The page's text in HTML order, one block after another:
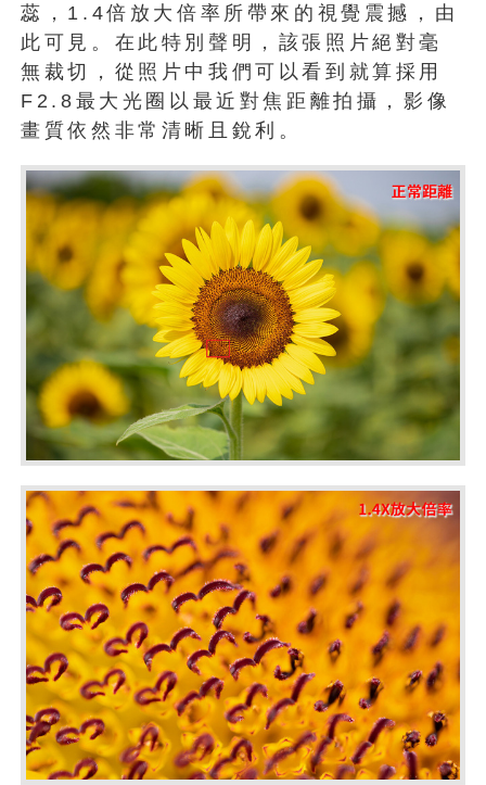
蕊，1.4倍放大倍率所帶來的視覺震撼，由
此可見。在此特別聲明，該張照片絕對毫
無裁切，從照片中我們可以看到就算採用
F2.8最大光圈以最近對焦距離拍攝，影像
畫質依然非常清晰且銳利。